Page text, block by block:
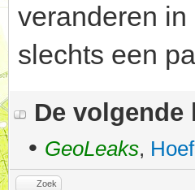
veranderen
slechts een
De
• GeoLeaks,
Zoek